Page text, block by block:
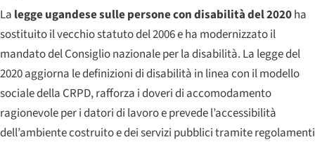
La legge ugandese sulle persone con disabilità del 2020ha
sostituito il vecchio statuto del 2006 e ha modernizzato il
mandato del Consiglio nazionale per la disabilità. La legge del
2020 aggiorna le definizioni di disabilità in linea con il modello
sociale della CRPD, rafforza i doveri di accomodamento
ragionevole per i datori di lavoro e prevede l’accessibilità
dell’ambiente costruito e dei servizi pubblici tramite regolamenti